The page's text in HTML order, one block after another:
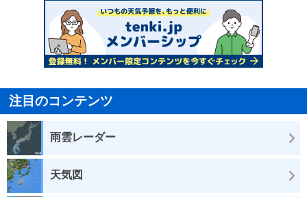
注目のコンテンツ
雨雲レーダー
天気図